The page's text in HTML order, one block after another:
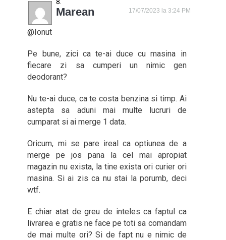
Marean 17/07/2023 la 3:24 PM
@Ionut
Pe bune, zici ca te-ai duce cu masina in
fiecare zi sa cumperi un nimic gen
deodorant?
Nu te-ai duce, ca te costa benzina si timp. Ai
astepta sa aduni mai multe lucruri de
cumparat si ai merge 1 data.
Oricum, mi se pare ireal ca optiunea de a
merge pe jos pana la cel mai apropiat
magazin nu exista, la tine exista ori curier ori
masina. Si ai zis ca nu stai la porumb, deci
wtf.
E chiar atat de greu de inteles ca faptul ca
livrarea e gratis ne face pe toti sa comandam
de mai multe ori? Si de fapt nu e nimic de